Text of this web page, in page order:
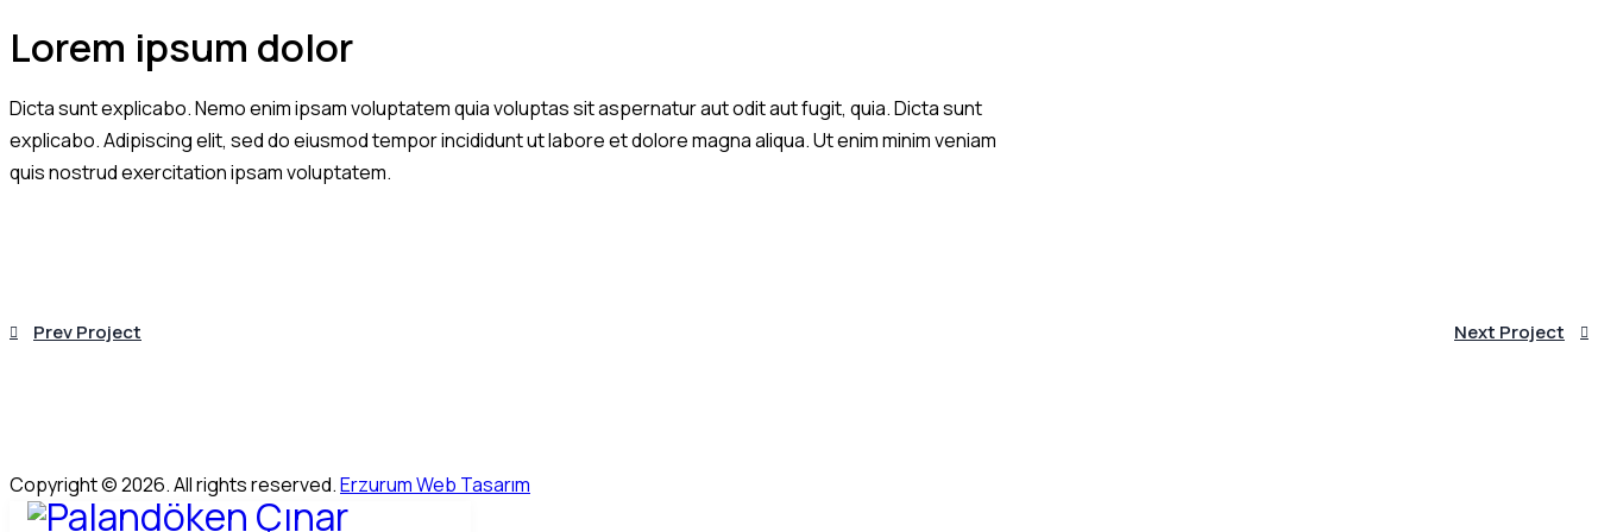
Lorem ipsum dolor
Dicta sunt explicabo. Nemo enim ipsam voluptatem quia voluptas sit aspernatur aut odit aut fugit, quia. Dicta sunt
explicabo. Adipiscing elit, sed do eiusmod tempor incididunt ut labore et dolore magna aliqua. Ut enim minim veniam
quis nostrud exercitation ipsam voluptatem.
Yazı
Prev Project Next Project
Copyright © 2026. All rights reserved.Erzurum Web Tasarım